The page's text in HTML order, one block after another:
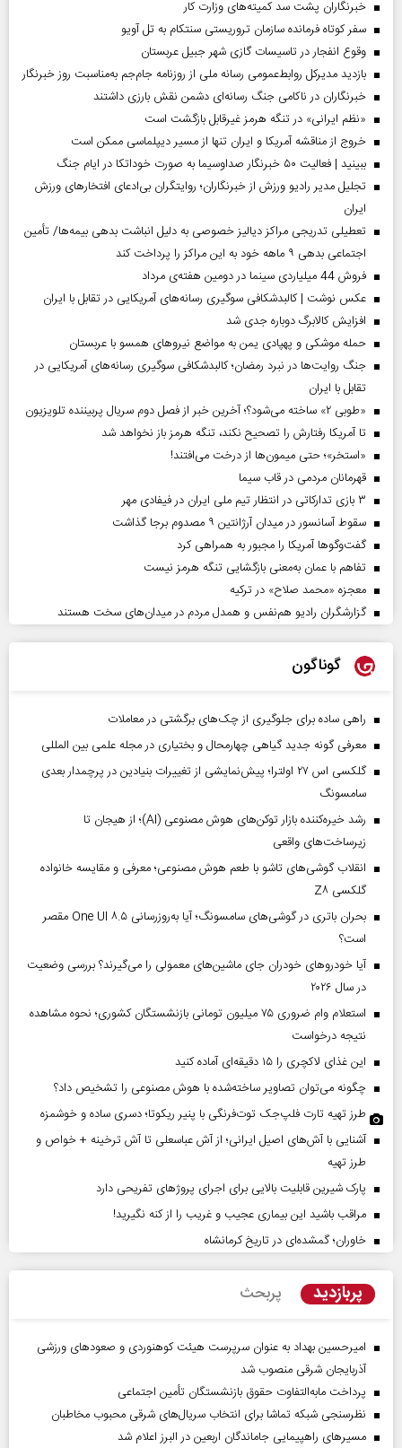
خبرنگاران پشت سد کمیته‌های وزارت کار
سفر کوتاه فرمانده سازمان تروریستی سنتکام به تل آویو
وقوع انفجار در تاسیسات گازی شهر جبیل عربستان
بازدید مدیرکل روابط‌عمومی رسانه ملی از روزنامه جام‌جم به‌مناسبت روز خبرنگار
خبرنگاران در ناکامی جنگ رسانه‌ای دشمن نقش بارزی داشتند
«نظم ایرانی» در تنگه هرمز غیرقابل بازگشت است
خروج از مناقشه آمریکا و ایران تنها از مسیر دیپلماسی ممکن است
ببینید | فعالیت ۵۰ خبرنگار صداوسیما به صورت خوداتکا در ایام جنگ
تجلیل مدیر رادیو ورزش از خبرنگاران؛ روایتگران بی‌ادعای افتخارهای ورزش
ایران
تعطیلی تدریجی مراکز دیالیز خصوصی به دلیل انباشت بدهی بیمه‌ها/ تأمین
اجتماعی بدهی ۹ ماهه خود به این مراکز را پرداخت کند
فروش 44 میلیاردی سینما در دومین هفته‌ی مرداد
عکس نوشت | کالبدشکافی سوگیری رسانه‌های آمریکایی در تقابل با ایران
افزایش کالابرگ دوباره جدی شد
حمله موشکی و پهپادی یمن به مواضع نیروهای همسو با عربستان
جنگ روایت‌ها در نبرد رمضان؛ کالبدشکافی سوگیری رسانه‌های آمریکایی در
تقابل با ایران
«طوبی ۲» ساخته می‌شود؟؛ آخرین خبر از فصل دوم سریال پربیننده تلویزیون
تا آمریکا رفتارش را تصحیح نکند، تنگه هرمز باز نخواهد شد
«استخر»‌‌؛ حتی میمون‌ها از درخت می‌افتند!
قهرمانان مردمی در قاب سیما
۳ بازی تدارکاتی در انتظار تیم ملی ایران در فیفادی مهر
سقوط آسانسور در میدان آرژانتین ۹ مصدوم برجا گذاشت
گفت‌وگوها آمریکا را مجبور به همراهی کرد
تفاهم با عمان به‌معنی بازگشایی تنگه هرمز نیست
معجزه «محمد صلاح» در ترکیه
گزارشگران رادیو هم‌نفس و همدل مردم در میدان‌های سخت هستند
گوناگون
راهی ساده برای جلوگیری از چک‌های برگشتی در معاملات
معرفی گونه جدید گیاهی چهارمحال و بختیاری در مجله علمی بین المللی
گلکسی اس ۲۷ اولترا؛ پیش‌نمایشی از تغییرات بنیادین در پرچمدار بعدی
سامسونگ
رشد خیره‌کننده بازار توکن‌های هوش مصنوعی (AI)؛ از هیجان تا
زیرساخت‌های واقعی
انقلاب گوشی‌های تاشو‌ با طعم هوش مصنوعی؛ معرفی و مقایسه خانواده
گلکسی Z۸
بحران باتری در گوشی‌های سامسونگ؛ آیا به‌روزرسانی One UI ۸.۵ مقصر
است؟
آیا خودروهای خودران جای ماشین‌های معمولی را می‌گیرند؟ بررسی وضعیت
در سال ۲۰۲۶
استعلام وام ضروری ۷۵ میلیون تومانی بازنشستگان کشوری؛ نحوه مشاهده
نتیجه درخواست
این غذای لاکچری را ۱۵ دقیقه‌ای آماده کنید
چگونه می‌توان تصاویر ساخته‌شده با هوش مصنوعی را تشخیص داد؟
طرز تهیه تارت فلپ‌جک توت‌فرنگی با پنیر ریکوتا؛ دسری ساده و خوشمزه
آشنایی با آش‌های اصیل ایرانی؛ از آش عباسعلی تا آش ترخینه + خواص و
طرز تهیه
پارک شیرین قابلیت‌ بالایی برای اجرای پروژهای تفریحی دارد
مراقب باشید این بیماری عجیب و غریب را از کنه نگیرید!
خاوران؛ گمشده‌ای در تاریخ کرمانشاه
پربازدید پربحث
امیرحسین بهداد به عنوان سرپرست هیئت کوهنوردی و صعودهای ورزشی
آذربایجان شرقی منصوب شد
پرداخت مابه‌التفاوت حقوق بازنشستگان تأمین اجتماعی
نظرسنجی شبکه تماشا برای انتخاب سریال‌های شرقی محبوب مخاطبان
مسیر‌های راهپیمایی جاماندگان اربعین در البرز اعلام شد